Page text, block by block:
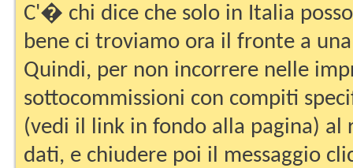
C'� chi dice che solo in Italia
bene ci troviamo ora il fronte a
Quindi, per non incorrere nelle
sottocommissioni con compiti
(vedi il link in fondo alla pagina)
dati, e chiudere poi il messaggio